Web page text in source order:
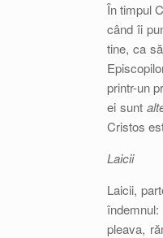
În timpul
când îi
tine, ca
printr-un
ei sunt
Cristos
Laicii
Laicii,
pleava,